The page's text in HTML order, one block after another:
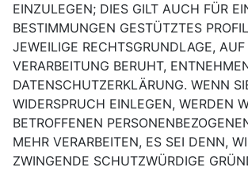
EINZULEGEN; DIES GILT AUCH FÜR
BESTIMMUNGEN GESTÜTZTES
JEWEILIGE RECHTSGRUNDLAGE,
VERARBEITUNG BERUHT,
DATENSCHUTZERKLÄRUNG. WENN
WIDERSPRUCH EINLEGEN, WERDEN
BETROFFENEN
MEHR VERARBEITEN, ES SEI DENN,
ZWINGENDE SCHUTZWÜRDIGE